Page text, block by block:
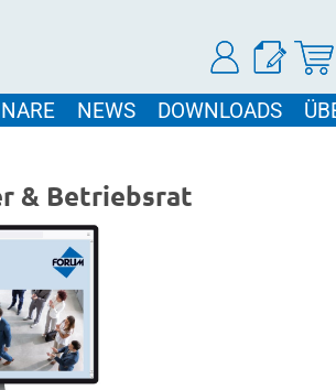
NEWS DOWNLOADS
& Betriebsrat